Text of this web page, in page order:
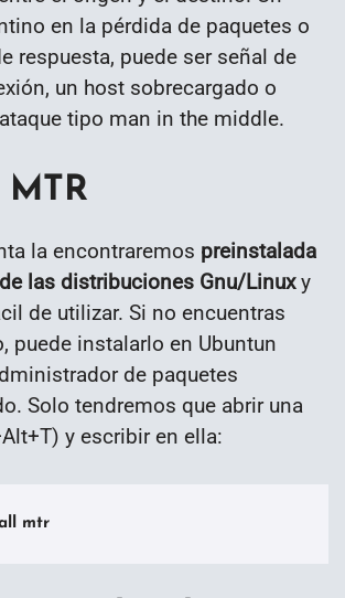
en la pérdida de paquetes o
respuesta, puede ser señal de
un host sobrecargado o
tipo man in the middle.
la encontraremos preinstalada
las distribuciones Gnu/Linuxy
de utilizar. Si no encuentras
puede instalarlo en Ubuntun
de paquetes
Solo tendremos que abrir una
y escribir en ella:
mtr